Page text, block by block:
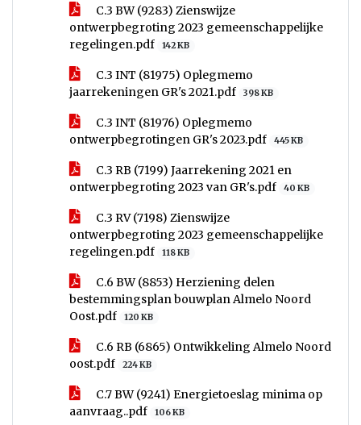
C.3 BW (9283) Zienswijze
ontwerpbegroting 2023 gemeenschappelijke
regelingen.pdf
142 KB
C.3 INT (81975) Oplegmemo
jaarrekeningen GR's 2021.pdf
398 KB
C.3 INT (81976) Oplegmemo
ontwerpbegrotingen GR's 2023.pdf
445 KB
C.3 RB (7199) Jaarrekening 2021 en
ontwerpbegroting 2023 van GR's.pdf
40 KB
C.3 RV (7198) Zienswijze
ontwerpbegroting 2023 gemeenschappelijke
regelingen.pdf
118 KB
C.6 BW (8853) Herziening delen
bestemmingsplan bouwplan Almelo Noord
Oost.pdf
120 KB
C.6 RB (6865) Ontwikkeling Almelo Noord
oost.pdf
224 KB
C.7 BW (9241) Energietoeslag minima op
aanvraag..pdf
106 KB